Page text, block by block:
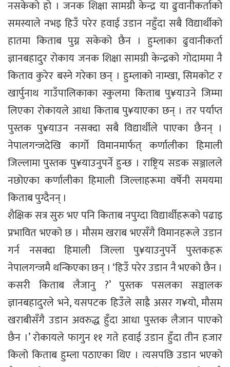
नसकेको हो । जनक शिक्षा सामग्री केन्द्र या ढुवानीकर्ताको
समस्याले नभइ हिउँ परेर हवाई उडान नहुँदा सबै विद्यार्थीको
हातमा किताब पुग्न सकेको छैन । हुम्लाका ढुवानीकर्ता
ज्ञानबहादुर रोकाय जनक शिक्षा सामग्री केन्द्रको गोदाममा नै
किताव कुरेर बस्ने गरेका छन् । हुम्लाको नाम्खा, सिमकोट र
खार्पुनाथ गाउँपालिकाका स्कुलमा किताब पु¥याउने जिम्मा
लिएका रोकायले आधा किताब पु¥याएका छन् । तर पर्याप्त
पुस्तक पु¥याउन नसक्दा सबै विद्यार्थीले पाएका छैनन् ।
नेपालगन्जदेखि कार्गो विमानमार्फत् कर्णालीका हिमाली
जिल्लामा पुस्तक पु¥याउनुपर्ने हुन्छ । राष्ट्रिय सडक सञ्जालले
नछोएका कर्णालीका हिमाली जिल्लाहरूमा वर्षेनी समयमा
किताब पुग्दैनन् ।
शैक्षिक सत्र सुरु भए पनि किताब नपुग्दा विद्यार्थीहरूको पढाइ
प्रभावित भएको छ । मौसम खराब भएसँगै विमानहरूले उडान
गर्न नसक्दा हिमाली जिल्ला पु¥याउनुपर्ने पुस्तकहरू
नेपालगन्जमै थन्किएका छन् । ‘हिउँ परेर उडान नै भएको छैन ।
कसरी किताब लैजानु ?’ पुस्तक पसलका सञ्चालक
ज्ञानबहादुरले भने, यसपटक हिउँले साह्रै असर ग¥यो, मौसम
खराबीसँगै उडान अवरुद्ध हुँदा आधा पुस्तक लैजान पाएको
छैन ।’ रोकायले फागुन ११ गते हवाई उडान हुँदा तीन हजार
किलो किताब हुम्ला पठाएका थिए । त्यसपछि उडान भएको